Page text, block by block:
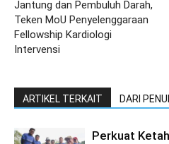
Jantung dan Pembuluh Darah,
Teken MoU Penyelenggaraan
Fellowship Kardiologi
Intervensi
ARTIKEL TERKAIT DARI
Perkuat